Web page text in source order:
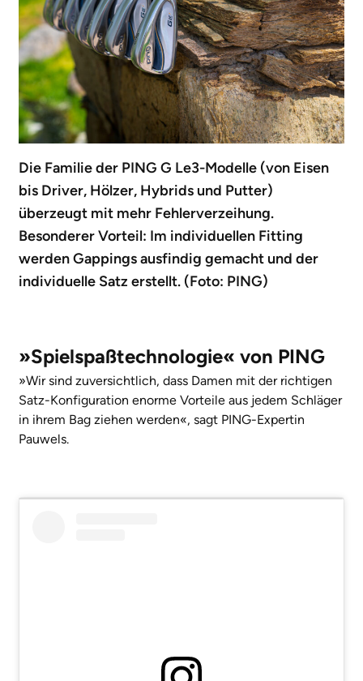
Die Familie der PING G Le3-Modelle (von Eisen
bis Driver, Hölzer, Hybrids und Putter)
überzeugt mit mehr Fehlerverzeihung.
Besonderer Vorteil: Im individuellen Fitting
werden Gappings ausfindig gemacht und der
individuelle Satz erstellt. (Foto: PING)
»Spielspaßtechnologie« von PING
»Wir sind zuversichtlich, dass Damen mit der richtigen
Satz-Konfiguration enorme Vorteile aus jedem Schläger
in ihrem Bag ziehen werden«, sagt PING-Expertin
Pauwels.